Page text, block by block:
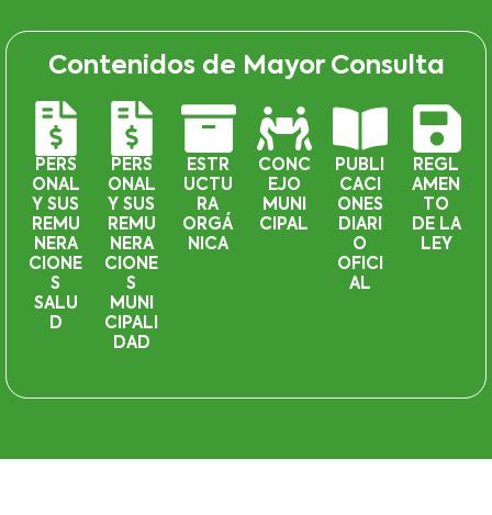
Contenidos de Mayor Consulta
PERS
ONAL
Y SUS
REMU
NERA
CIONE
S
SALU
D
PERS
ONAL
Y SUS
REMU
NERA
CIONE
S
MUNI
CIPALI
DAD
ESTR
UCTU
RA
ORGÁ
NICA
CONC
EJO
MUNI
CIPAL
PUBLI
CACI
ONES
DIARI
O
OFICI
AL
REGL
AMEN
TO
DE LA
LEY